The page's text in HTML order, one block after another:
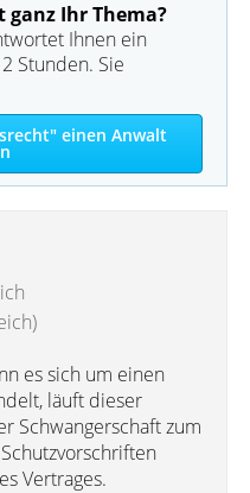
Ihr Thema?
Ihnen ein
Stunden. Sie
einen Anwalt
es sich um einen
läuft dieser
Schwangerschaft zum
Vertrages.